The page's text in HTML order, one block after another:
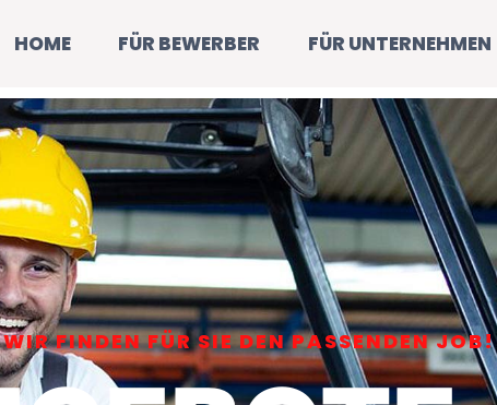
HOME FÜR BEWERBER FÜR UNTERNEHMEN
FINDEN FÜR SIE DEN PASSENDEN JOB!